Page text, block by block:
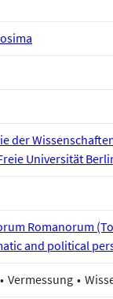
der
Universität
Romanorum
and political
Vermessung